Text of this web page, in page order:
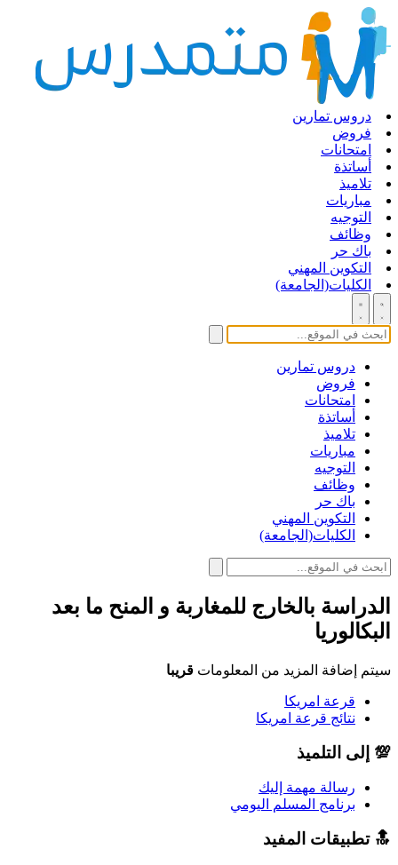
دروس تمارين
فروض
امتحانات
أساتذة
تلاميذ
مباريات
التوجيه
وظائف
باك حر
التكوين المهني
الكليات(الجامعة)
دروس تمارين
فروض
امتحانات
أساتذة
تلاميذ
مباريات
التوجيه
وظائف
باك حر
التكوين المهني
الكليات(الجامعة)
الدراسة بالخارج للمغاربة و المنح ما بعد
البكالوريا
سيتم إضافة المزيد من المعلومات قريبا
قرعة امريكا
نتائج قرعة امريكا
💯 إلى التلميذ
رسالة مهمة إليك
برنامج المسلم اليومي
🔝 تطبيقات المفيد